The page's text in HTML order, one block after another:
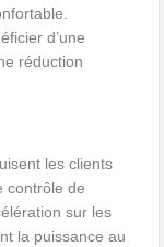
d’une
réduction
les clients
contrôle de
sur les
la puissance au